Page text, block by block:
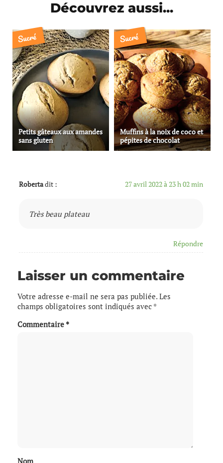
Découvrez aussi...
Sucré
Petits gâteaux aux amandes
sans gluten
Sucré
Muffins à la noix de coco et
pépites de chocolat
Robertadit : 27 avril 2022 à 23 h 02 min
Très beau plateau
Répondre
Laisser un commentaire
Votre adresse e-mail ne sera pas publiée. Les
champs obligatoires sont indiqués avec *
Commentaire *
Nom